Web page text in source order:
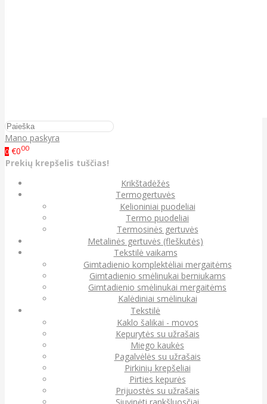
Mano paskyra
0 €000
Prekių krepšelis tuščias!
Krikštadėžės
Termogertuvės
Kelioniniai puodeliai
Termo puodeliai
Termosinės gertuvės
Metalinės gertuvės (fleškutės)
Tekstilė vaikams
Gimtadienio komplektėliai mergaitėms
Gimtadienio smėlinukai berniukams
Gimtadienio smėlinukai mergaitėms
Kalėdiniai smėlinukai
Tekstilė
Kaklo šalikai - movos
Kepurytės su užrašais
Miego kaukės
Pagalvėlės su užrašais
Pirkinių krepšeliai
Pirties kepurės
Prijuostės su užrašais
Siuvinėti rankšluosčiai